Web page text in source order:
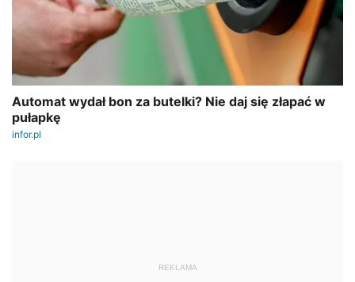
REKLAMA